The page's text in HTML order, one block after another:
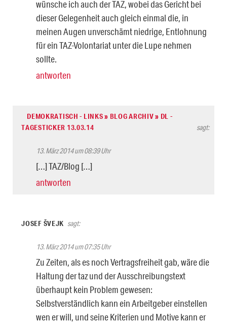
wünsche ich auch der TAZ, wobei das Gericht bei
dieser Gelegenheit auch gleich einmal die, in
meinen Augen unverschämt niedrige, Entlohnung
für ein TAZ-Volontariat unter die Lupe nehmen
sollte.
antworten
DEMOKRATISCH - LINKS » BLOG ARCHIV » DL -
TAGESTICKER 13.03.14
sagt:
13. März 2014 um 08:39 Uhr
[…] TAZ/Blog […]
antworten
JOSEF ŠVEJK sagt:
13. März 2014 um 07:35 Uhr
Zu Zeiten, als es noch Vertragsfreiheit gab, wäre die
Haltung der taz und der Ausschreibungstext
überhaupt kein Problem gewesen:
Selbstverständlich kann ein Arbeitgeber einstellen
wen er will, und seine Kriterien und Motive kann er